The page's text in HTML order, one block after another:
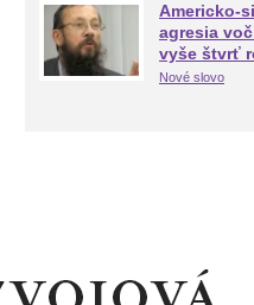
Americko-
agresia
vyše štvrť
Nové slovo